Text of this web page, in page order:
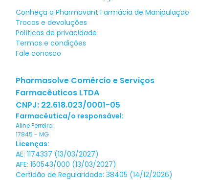
Conheça a Pharmavant Farmácia de Manipulação
Trocas e devoluções
Políticas de privacidade
Termos e condições
Fale conosco
Pharmasolve Comércio e Serviços
Farmacêuticos LTDA
CNPJ: 22.618.023/0001-05
Farmacêutica/o responsável:
Aline Ferreira
17845 - MG
Licenças:
AE: 1174337 (13/03/2027)
AFE: 150543/000 (13/03/2027)
Certidão de Regularidade: 38405 (14/12/2026)